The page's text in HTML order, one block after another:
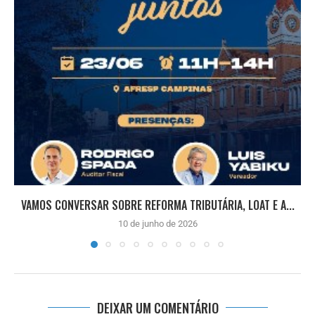
VAMOS CONVERSAR SOBRE REFORMA TRIBUTÁRIA, LOAT E A...
10 de junho de 2026
DEIXAR UM COMENTÁRIO